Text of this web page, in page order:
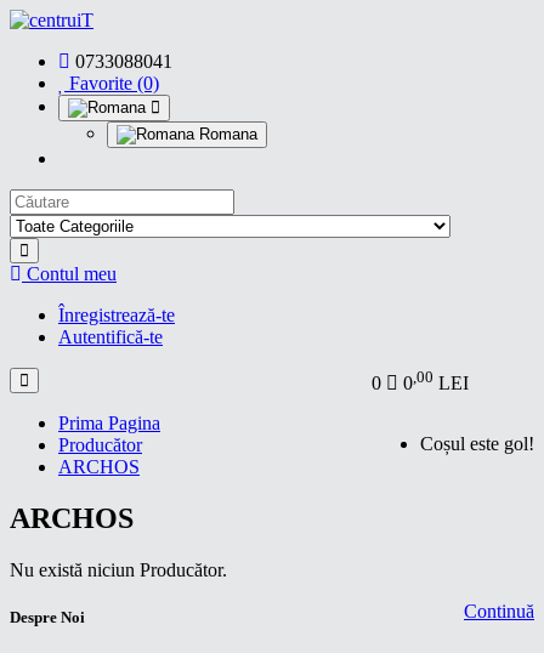
0733088041
Favorite (0)
Romana
Contul meu
Înregistrează-te
Autentifică-te
0 0,00 LEI
Coșul este gol!
Prima Pagina
Producător
ARCHOS
ARCHOS
Nu există niciun Producător.
Continuă
Despre Noi